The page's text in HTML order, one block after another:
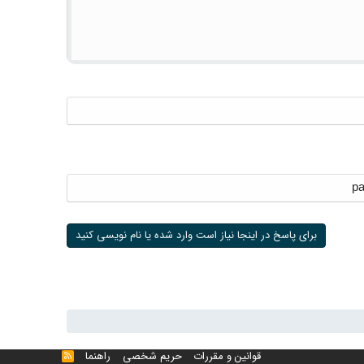
برای پاسخ در اینجا نیاز است وارد شده یا نام نویسی کنید
قوانین و مقررات حریم شخصی راهنما خوراک